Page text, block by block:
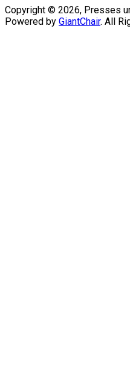
Copyright © 2026, Presses
Powered by GiantChair. All